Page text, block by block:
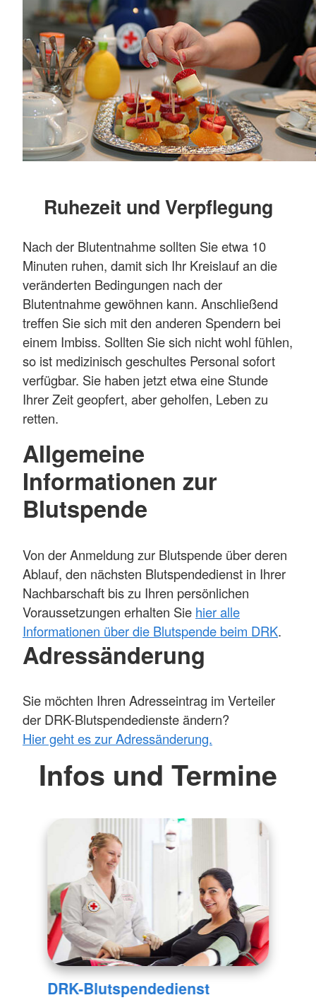
Ruhezeit und Verpflegung
Nach der Blutentnahme sollten Sie etwa 10
Minuten ruhen, damit sich Ihr Kreislauf an die
veränderten Bedingungen nach der
Blutentnahme gewöhnen kann. Anschließend
treffen Sie sich mit den anderen Spendern bei
einem Imbiss. Sollten Sie sich nicht wohl fühlen,
so ist medizinisch geschultes Personal sofort
verfügbar. Sie haben jetzt etwa eine Stunde
Ihrer Zeit geopfert, aber geholfen, Leben zu
retten.
Allgemeine
Informationen zur
Blutspende
Von der Anmeldung zur Blutspende über deren
Ablauf, den nächsten Blutspendedienst in Ihrer
Nachbarschaft bis zu Ihren persönlichen
Voraussetzungen erhalten Sie hier alle
Informationen über die Blutspende beim DRK.
Adressänderung
Sie möchten Ihren Adresseintrag im Verteiler
der DRK-Blutspendedienste ändern?
Hier geht es zur Adressänderung.
Infos und Termine
DRK-Blutspendedienst